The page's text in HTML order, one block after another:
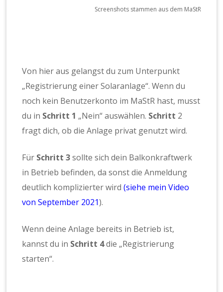
Screenshots stammen aus dem MaStR
Von hier aus gelangst du zum Unterpunkt
„Registrierung einer Solaranlage“. Wenn du
noch kein Benutzerkonto im MaStR hast, musst
du in Schritt 1 „Nein“ auswählen. Schritt 2
fragt dich, ob die Anlage privat genutzt wird.
Für Schritt 3sollte sich dein Balkonkraftwerk
in Betrieb befinden, da sonst die Anmeldung
deutlich komplizierter wird(siehe mein Video
von September 2021).
Wenn deine Anlage bereits in Betrieb ist,
kannst du in Schritt 4die „Registrierung
starten“.